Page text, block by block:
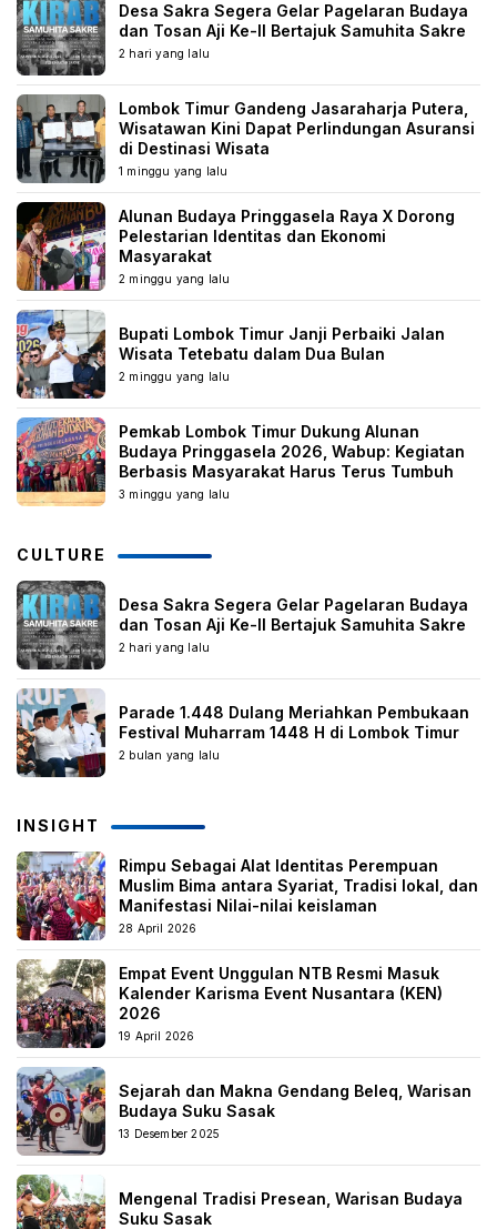
Desa Sakra Segera Gelar Pagelaran Budaya
dan Tosan Aji Ke-II Bertajuk Samuhita Sakre
2 hari yang lalu
Lombok Timur Gandeng Jasaraharja Putera,
Wisatawan Kini Dapat Perlindungan Asuransi
di Destinasi Wisata
1 minggu yang lalu
Alunan Budaya Pringgasela Raya X Dorong
Pelestarian Identitas dan Ekonomi
Masyarakat
2 minggu yang lalu
Bupati Lombok Timur Janji Perbaiki Jalan
Wisata Tetebatu dalam Dua Bulan
2 minggu yang lalu
Pemkab Lombok Timur Dukung Alunan
Budaya Pringgasela 2026, Wabup: Kegiatan
Berbasis Masyarakat Harus Terus Tumbuh
3 minggu yang lalu
CULTURE
Desa Sakra Segera Gelar Pagelaran Budaya
dan Tosan Aji Ke-II Bertajuk Samuhita Sakre
2 hari yang lalu
Parade 1.448 Dulang Meriahkan Pembukaan
Festival Muharram 1448 H di Lombok Timur
2 bulan yang lalu
INSIGHT
Rimpu Sebagai Alat Identitas Perempuan
Muslim Bima antara Syariat, Tradisi lokal, dan
Manifestasi Nilai-nilai keislaman
28 April 2026
Empat Event Unggulan NTB Resmi Masuk
Kalender Karisma Event Nusantara (KEN)
2026
19 April 2026
Sejarah dan Makna Gendang Beleq, Warisan
Budaya Suku Sasak
13 Desember 2025
Mengenal Tradisi Presean, Warisan Budaya
Suku Sasak